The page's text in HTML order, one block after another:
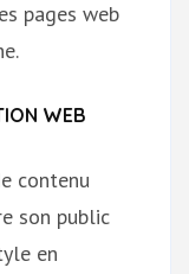
pages web
WEB
contenu
son public
en